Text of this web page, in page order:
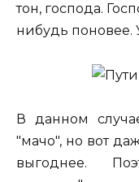
тон, господа.
нибудь поновее.
В данном
"мачо", но вот
выгоднее.